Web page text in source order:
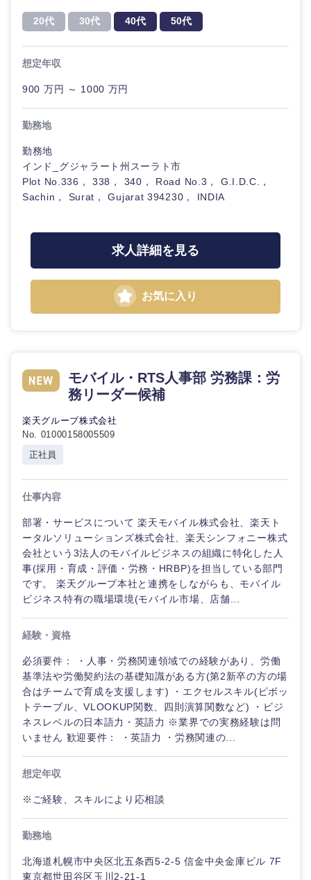
広島県
香川県 愛媛県
高知県
20代 30代 40代 50代
想定年収
900 万円 ～ 1000 万円
勤務地
勤務地
インド_グジャラート州スーラト市
Plot No.336， 338， 340， Road No.3， G.I.D.C.，
Sachin， Surat， Gujarat 394230， INDIA
求人詳細を見る
お気に入り
モバイル・RTS人事部 労務課：労
務リーダー候補
楽天グループ株式会社
No. 01000158005509
正社員
仕事内容
部署・サービスについて 楽天モバイル株式会社、楽天ト
ータルソリューションズ株式会社、楽天シンフォニー株式
会社という3法人のモバイルビジネスの組織に特化した人
事(採用・育成・評価・労務・HRBP)を担当している部門
です。 楽天グループ本社と連携をしながらも、モバイル
ビジネス特有の職場環境(モバイル市場、店舗...
経験・資格
必須要件： ・人事・労務関連領域での経験があり、労働
基準法や労働契約法の基礎知識がある方(第2新卒の方の場
合はチームで育成を支援します) ・エクセルスキル(ピボッ
トテーブル、VLOOKUP関数、四則演算関数など) ・ビジ
ネスレベルの日本語力・英語力 ※業界での実務経験は問
いません 歓迎要件： ・英語力 ・労務関連の...
想定年収
※ご経験、スキルにより応相談
勤務地
北海道札幌市中央区北五条西5-2-5 信金中央金庫ビル 7F
東京都世田谷区玉川2-21-1